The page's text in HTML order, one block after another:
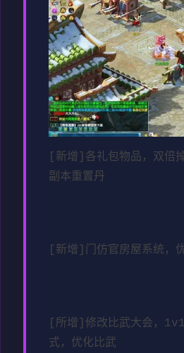
[新增]各礼包物品，双倍
副本重置丹
[新增]门仿官房屋系统，
[所增]修改比武大会，
式，优化比武